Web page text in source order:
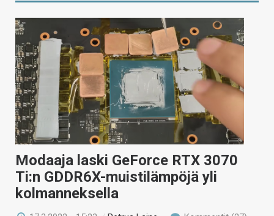
Modaaja laski GeForce RTX 3070
Ti:n GDDR6X-muistilämpöjä yli
kolmanneksella